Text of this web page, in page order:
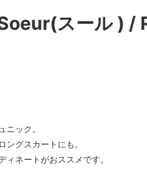
スール ) /
ニック。
ングスカートにも。
ネートがおススメです。